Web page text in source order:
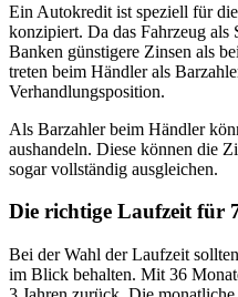
Ein Autokredit ist speziell für
konzipiert. Da das Fahrzeug als
Banken günstigere Zinsen als
treten beim Händler als
Verhandlungsposition.
Als Barzahler beim Händler
aushandeln. Diese können die
sogar vollständig ausgleichen.
Die richtige Laufzeit für
Bei der Wahl der Laufzeit
im Blick behalten. Mit 36